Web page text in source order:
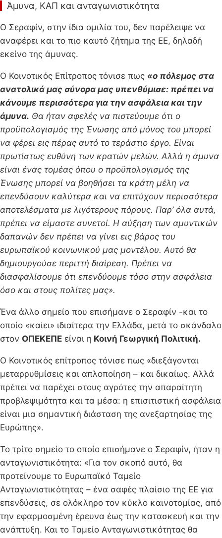
Άμυνα, ΚΑΠ και ανταγωνιστικότητα
Ο Σεραφίν, στην ίδια ομιλία του, δεν παρέλειψε να
αναφέρει και το πιο καυτό ζήτημα της ΕΕ, δηλαδή
εκείνο της άμυνας.
Ο Κοινοτικός Επίτροπος τόνισε πως «ο πόλεμος στα
ανατολικά μας σύνορα μας υπενθύμισε: πρέπει να
κάνουμε περισσότερα για την ασφάλεια και την
άμυνα. Θα ήταν αφελές να πιστεύουμε ότι ο
προϋπολογισμός της Ένωσης από μόνος του μπορεί
να φέρει εις πέρας αυτό το τεράστιο έργο. Είναι
πρωτίστως ευθύνη των κρατών μελών. Αλλά η άμυνα
είναι ένας τομέας όπου ο προϋπολογισμός της
Ένωσης μπορεί να βοηθήσει τα κράτη μέλη να
επενδύσουν καλύτερα και να επιτύχουν περισσότερα
αποτελέσματα με λιγότερους πόρους. Παρ’ όλα αυτά,
πρέπει να είμαστε συνετοί. Η αύξηση των αμυντικών
δαπανών δεν πρέπει να γίνει εις βάρος του
ευρωπαϊκού κοινωνικού μας μοντέλου. Αυτό θα
δημιουργούσε περιττή διαίρεση. Πρέπει να
διασφαλίσουμε ότι επενδύουμε τόσο στην ασφάλεια
όσο και στους πολίτες μας».
Ένα άλλο σημείο που επισήμανε ο Σεραφίν -και το
οποίο «καίει» ιδιαίτερα την Ελλάδα, μετά το σκάνδαλο
στον ΟΠΕΚΕΠΕ είναι η Κοινή Γεωργική Πολιτική.
Ο Κοινοτικός επίτροπος τόνισε πως «διεξάγονται
μεταρρυθμίσεις και απλοποίηση – και δικαίως. Αλλά
πρέπει να παρέχει στους αγρότες την απαραίτητη
προβλεψιμότητα και τα μέσα: η επισιτιστική ασφάλεια
είναι μια σημαντική διάσταση της ανεξαρτησίας της
Ευρώπης».
Το τρίτο σημείο το οποίο επισήμανε ο Σεραφίν, ήταν η
ανταγωνιστικότητα: «Για τον σκοπό αυτό, θα
προτείνουμε το Ευρωπαϊκό Ταμείο
Ανταγωνιστικότητας – ένα σαφές πλαίσιο της ΕΕ για
επενδύσεις, σε ολόκληρο τον κύκλο καινοτομίας, από
την εφαρμοσμένη έρευνα έως την κατασκευή και την
ανάπτυξη. Και το Ταμείο Ανταγωνιστικότητας θα